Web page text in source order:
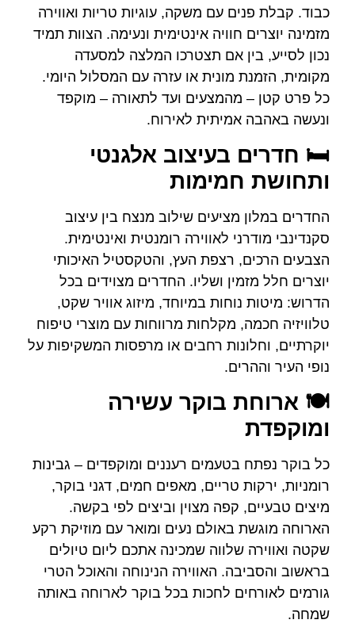
כבוד. קבלת פנים עם משקה, עוגיות טריות ואווירה
מזמינה יוצרים חוויה אינטימית ונעימה. הצוות תמיד
נכון לסייע, בין אם תצטרכו המלצה למסעדה
מקומית, הזמנת מונית או עזרה עם המסלול היומי.
כל פרט קטן – מהמצעים ועד לתאורה – מוקפד
ונעשה באהבה אמיתית לאירוח.
🛏️ חדרים בעיצוב אלגנטי
ותחושת חמימות
החדרים במלון מציעים שילוב מנצח בין עיצוב
סקנדינבי מודרני לאווירה רומנטית ואינטימית.
הצבעים הרכים, רצפת העץ, והטקסטיל האיכותי
יוצרים חלל מזמין ושליו. החדרים מצוידים בכל
הדרוש: מיטות נוחות במיוחד, מיזוג אוויר שקט,
טלוויזיה חכמה, מקלחות מרווחות עם מוצרי טיפוח
יוקרתיים, וחלונות רחבים או מרפסות המשקיפות על
נופי העיר וההרים.
🍽️ ארוחת בוקר עשירה
ומוקפדת
כל בוקר נפתח בטעמים רעננים ומוקפדים – גבינות
רומניות, ירקות טריים, מאפים חמים, דגני בוקר,
מיצים טבעיים, קפה מצוין וביצים לפי בקשה.
הארוחה מוגשת באולם נעים ומואר עם מוזיקת רקע
שקטה ואווירה שלווה שמכינה אתכם ליום טיולים
בראשוב והסביבה. האווירה הנינוחה והאוכל הטרי
גורמים לאורחים לחכות בכל בוקר לארוחה באותה
שמחה.